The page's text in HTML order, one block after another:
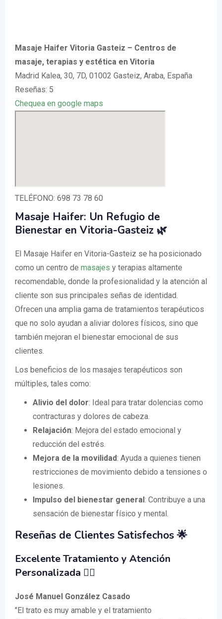
Masaje Haifer Vitoria Gasteiz – Centros de
masaje, terapias y estética en Vitoria
Madrid Kalea, 30, 7D, 01002 Gasteiz, Araba, España
Reseñas: 5
Chequea en google maps
TELÉFONO: 698 73 78 60
Masaje Haifer: Un Refugio de
Bienestar en Vitoria-Gasteiz 🌿
El Masaje Haifer en Vitoria-Gasteiz se ha posicionado
como un centro de masajes y terapias altamente
recomendable, donde la profesionalidad y la atención al
cliente son sus principales señas de identidad.
Ofrecen una amplia gama de tratamientos terapéuticos
que no solo ayudan a aliviar dolores físicos, sino que
también mejoran el bienestar emocional de sus
clientes.
Los beneficios de los masajes terapéuticos son
múltiples, tales como:
Alivio del dolor: Ideal para tratar dolencias como
contracturas y dolores de cabeza.
Relajación: Mejora del estado emocional y
reducción del estrés.
Mejora de la movilidad: Ayuda a quienes tienen
restricciones de movimiento debido a tensiones o
lesiones.
Impulso del bienestar general: Contribuye a una
sensación de bienestar físico y mental.
Reseñas de Clientes Satisfechos 🌟
Excelente Tratamiento y Atención
Personalizada 💆‍♂️
José Manuel González Casado
"El trato es muy amable y el tratamiento